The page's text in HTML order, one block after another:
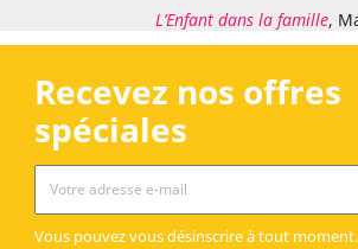
L’Enfant dans la famille,
Recevez nos offres
spéciales
Vous pouvez vous désinscrire à tout